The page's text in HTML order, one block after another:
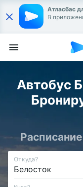
Атласбас
В
Автобус
Откуда?